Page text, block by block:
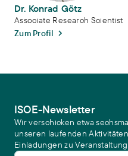
Dr. Konrad Götz
Associate Research Scientist
Zum Profil
ISOE-Newsletter
Wir verschicken etwa
unseren laufenden
Einladungen zu